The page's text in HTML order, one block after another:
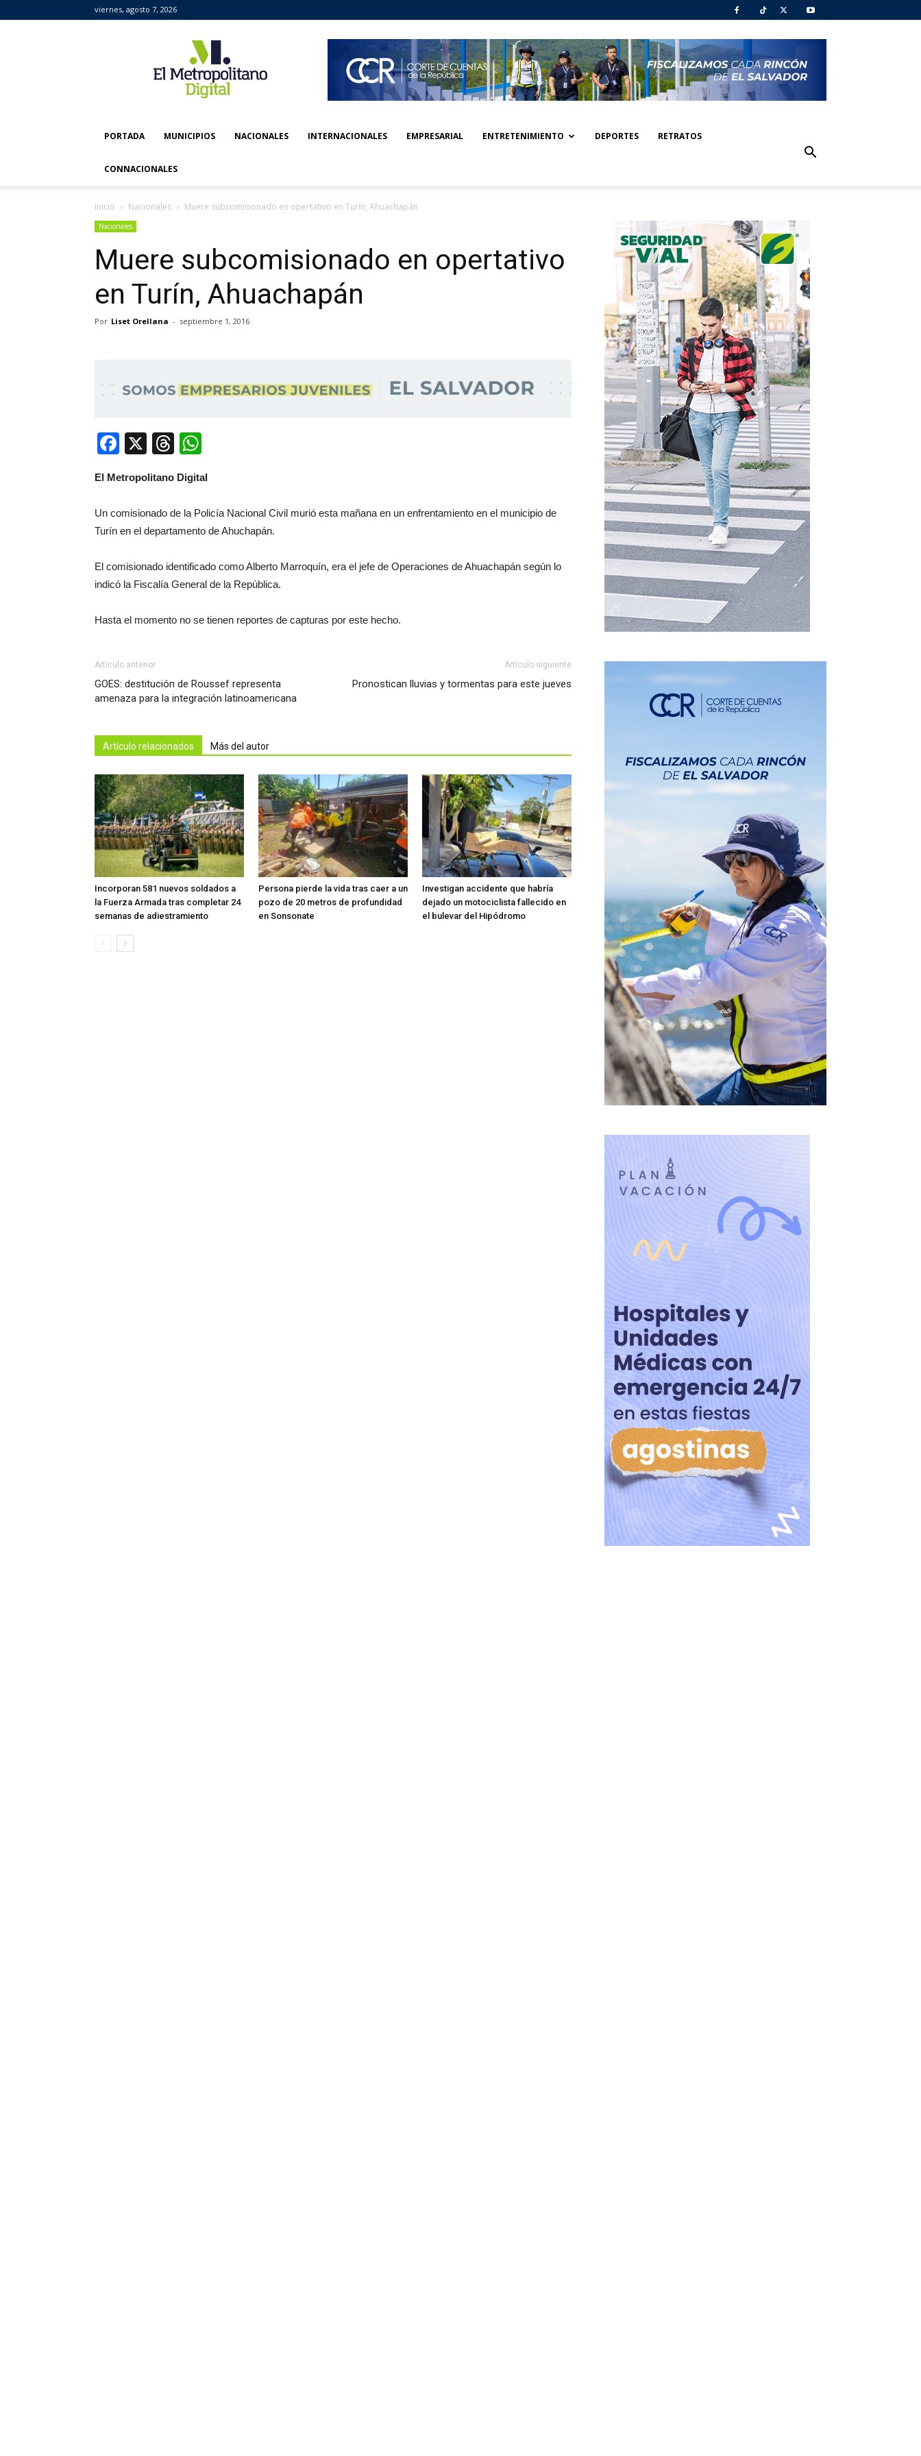
viernes, agosto 7, 2026
Metropolitano
Digital
PORTADA MUNICIPIOS NACIONALES INTERNACIONALES EMPRESARIAL ENTRETENIMIENTO DEPORTES RETRATOS
CONNACIONALES
Inicio Nacionales Muere subcomisionado en opertativo en Turín, Ahuachapán
Nacionales
Muere subcomisionado en opertativo
en Turín, Ahuachapán
Por Liset Orellana - septiembre 1, 2016
Facebook
X Threads
El Metropolitano Digital
Un comisionado de la Policía Nacional Civil murió esta mañana en un enfrentamiento en el municipio de
Turín en el departamento de Ahuchapán.
El comisionado identificado como Alberto Marroquín, era el jefe de Operaciones de Ahuachapán según lo
indicó la Fiscalía General de la República.
Hasta el momento no se tienen reportes de capturas por este hecho.
Artículo anterior
GOES: destitución de Roussef representa
amenaza para la integración latinoamericana
Artículo siguiente
Pronostican lluvias y tormentas para este jueves
Artículo relacionados Más del autor
Incorporan 581 nuevos soldados a
la Fuerza Armada tras completar 24
semanas de adiestramiento
Persona pierde la vida tras caer a un
pozo de 20 metros de profundidad
en Sonsonate
Investigan accidente que habría
dejado un motociclista fallecido en
el bulevar del Hipódromo